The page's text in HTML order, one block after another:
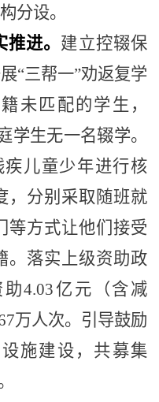
分设。
进。 建立控辍保
“三帮一”劝返复学
未匹配的学生，
学生无一名辍学。
儿童少年进行核
，分别采取随班就
等方式让他们接受
。落实上级资助政
助4.03亿元（含减
万人次。引导鼓励
施建设，共募集